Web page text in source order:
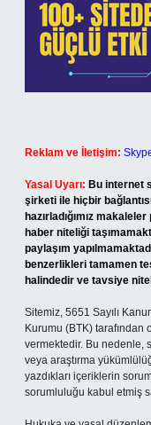
Reklam ve İletişim:
Yasal Uyarı: Bu internet
şirketi ile hiçbir
hazırladığımız
haber niteliği
paylaşım
benzerlikleri tamamen
halindedir ve tavsiye
Sitemiz, 5651 Sayılı
Kurumu (BTK) tarafından
vermektedir. Bu nedenle,
veya araştırma
yazdıkları içeriklerin
sorumluluğu kabul etmiş